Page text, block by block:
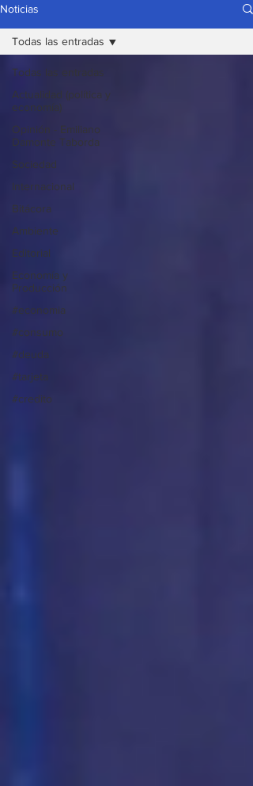
Noticias
Todas las entradas
Actualidad (política y
economía)
Opinión - Emiliano
Damonte Taborda
Sociedad
Internacional
Bitácora
Ambiente
Editorial
Economía y
Producción
#economia
#consumo
#deuda
#tarjeta
#credito
Todas las entradas